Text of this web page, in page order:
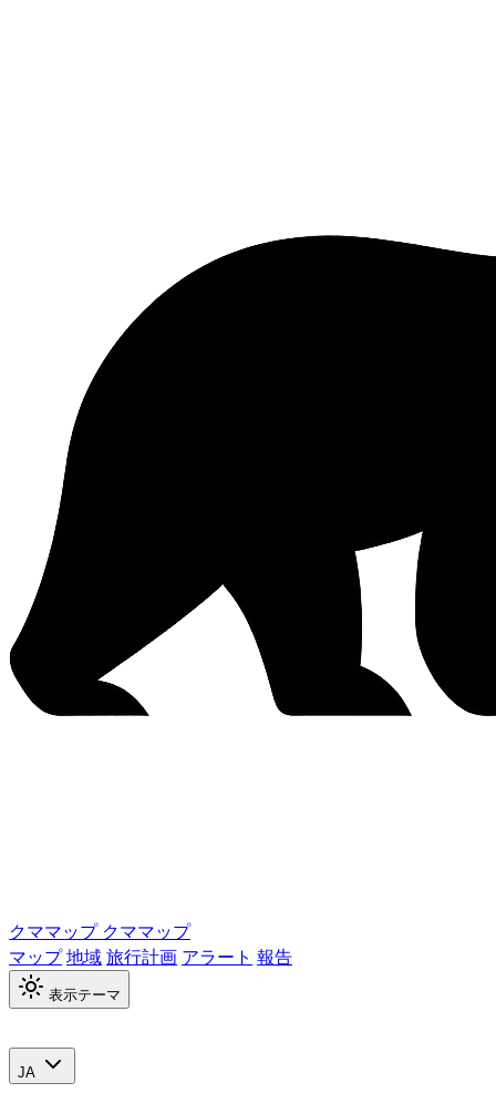
クママップ クママップ
マップ地域旅行計画 アラート 報告
表示テーマ
JA